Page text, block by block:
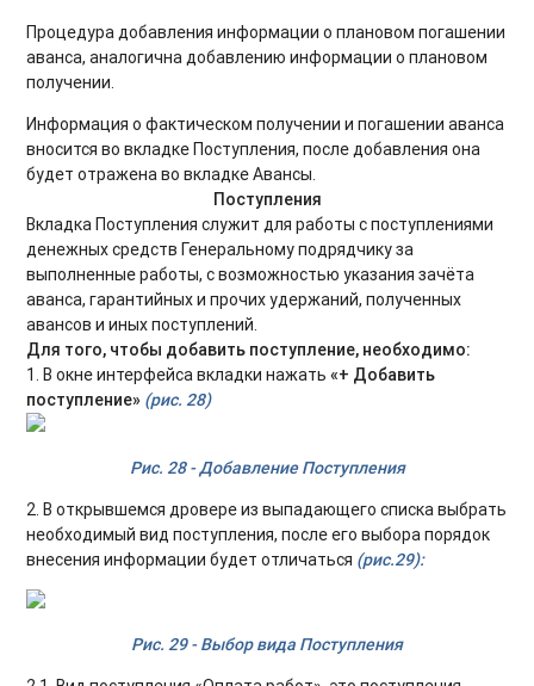
Процедура добавления информации о плановом погашении
аванса, аналогична добавлению информации о плановом
получении.
Информация о фактическом получении и погашении аванса
вносится во вкладке Поступления, после добавления она
будет отражена во вкладке Авансы.
Поступления
Вкладка Поступления служит для работы с поступлениями
денежных средств Генеральному подрядчику за
выполненные работы, с возможностью указания зачёта
аванса, гарантийных и прочих удержаний, полученных
авансов и иных поступлений.
Для того, чтобы добавить поступление, необходимо:
1. В окне интерфейса вкладки нажать«+ Добавить
поступление» (рис. 28)
Рис. 28 - Добавление Поступления
2. В открывшемся дровере из выпадающего списка выбрать
необходимый вид поступления, после его выбора порядок
внесения информации будет отличаться (рис.29):
Рис. 29 - Выбор вида Поступления